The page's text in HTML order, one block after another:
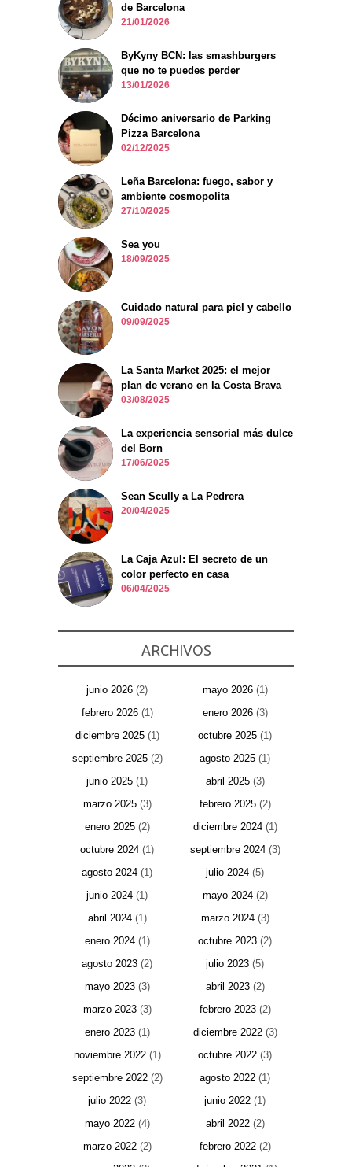
de Barcelona
21/01/2026
ByKyny BCN: las smashburgers
que no te puedes perder
13/01/2026
Décimo aniversario de Parking
Pizza Barcelona
02/12/2025
Leña Barcelona: fuego, sabor y
ambiente cosmopolita
27/10/2025
Sea you
18/09/2025
Cuidado natural para piel y cabello
09/09/2025
La Santa Market 2025: el mejor
plan de verano en la Costa Brava
03/08/2025
La experiencia sensorial más dulce
del Born
17/06/2025
Sean Scully a La Pedrera
20/04/2025
La Caja Azul: El secreto de un
color perfecto en casa
06/04/2025
ARCHIVOS
junio 2026 (2) mayo 2026(1)
febrero 2026(1) enero 2026(3)
diciembre 2025(1) octubre 2025 (1)
septiembre 2025(2) agosto 2025 (1)
junio 2025 (1) abril 2025(3)
marzo 2025(3) febrero 2025(2)
enero 2025(2) diciembre 2024(1)
octubre 2024 (1) septiembre 2024(3)
agosto 2024 (1) julio 2024 (5)
junio 2024 (1) mayo 2024(2)
abril 2024(1) marzo 2024(3)
enero 2024(1) octubre 2023 (2)
agosto 2023 (2) julio 2023 (5)
mayo 2023(3) abril 2023(2)
marzo 2023(3) febrero 2023(2)
enero 2023(1) diciembre 2022(3)
noviembre 2022(1) octubre 2022 (3)
septiembre 2022(2) agosto 2022 (1)
julio 2022 (3) junio 2022 (1)
mayo 2022(4) abril 2022(2)
marzo 2022(2) febrero 2022(2)